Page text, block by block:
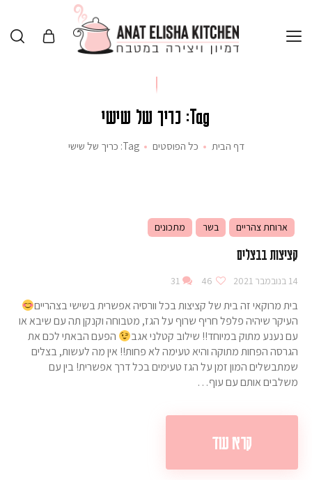
Tag: כריך של שישי
דף הבית כל הפוסטים Tag: כריך של שישי
ארוחת צהריים בשר מתכונים
קציצות בבצלים
14 בנובמבר 2021 46
31
בית מרוקאי זה בית של קציצות בכל וורסיה אפשרית בשישי בצהריים
העיקר שיהיה פלפל חריף שרוף על הגז, מטבוחה וקנקן תה עם שיבא או
עם נענע מתוק במיוחד!! שילוב קטלני אגב
הפעם הבאתי לכם את
הגרסה הפחות מתוקה והיא טעימה לא פחות!! אין מה לעשות, בצלים
שמתבשלים המון זמן על הגז טעימים בכל דרך אפשרית! בין עם
משלבים אותם עם עוף…
קרא עוד